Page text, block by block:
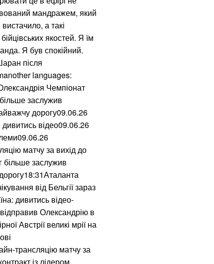
мандражем, який
а такі
якостей. Я їм
Я був спокійний.
після
languages:
Чемпіонат
заслужив
дорогу09.06.26
відео09.06.26
матчу за вихід до
заслужив
від Бельгії зараз
дивитись відео-
Олександрію в
Австрії великі мрії на
трансляцію матчу за